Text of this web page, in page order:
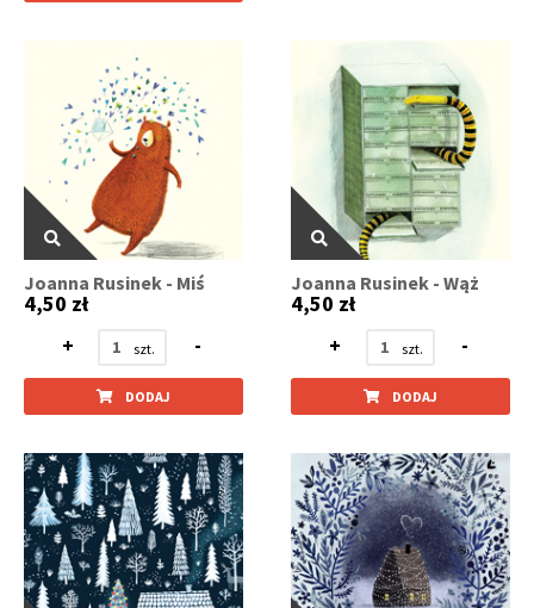
Joanna Rusinek - Miś
4,50 zł
+
-
DODAJ
Joanna Rusinek - Wąż
4,50 zł
+
-
DODAJ